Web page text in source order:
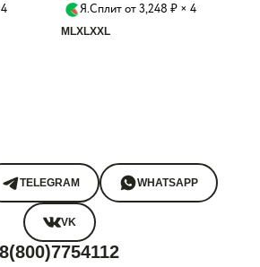
Я.Сплит от 3,248 ₽ × 4
MLXLXXL
TELEGRAM WHATSAPP
VK
8(800)7754112